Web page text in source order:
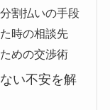
割払いの手段
時の相談先
めの交渉術
い不安を解